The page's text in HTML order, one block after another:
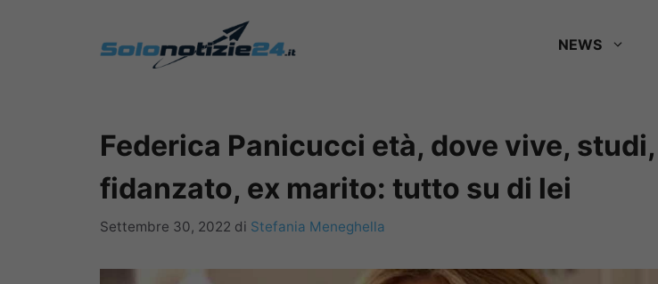
NEWS
Federica Panicucci età, dove vive, studi,
fidanzato, ex marito: tutto su di lei
Settembre 30, 2022 di Stefania Meneghella